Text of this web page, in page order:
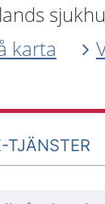
karta
TJÄNSTER